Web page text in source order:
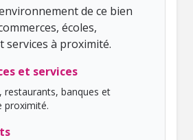
de ce bien
écoles,
à proximité.
et services
restaurants, banques et
proximité.